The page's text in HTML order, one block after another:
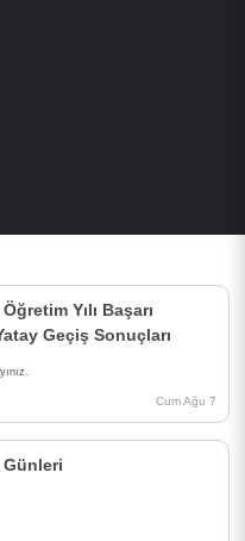
Yılı Başarı
Geçiş Sonuçları
Cum Ağu 7
Günleri